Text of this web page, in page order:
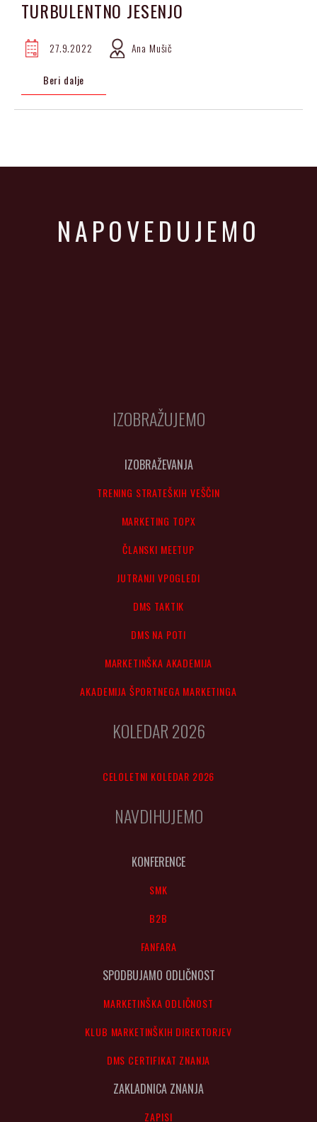
TURBULENTNO JESENJO
27.9.2022 Ana Mušič
Beri dalje
NAPOVEDUJEMO
IZOBRAŽUJEMO
IZOBRAŽEVANJA
TRENING STRATEŠKIH VEŠČIN
MARKETING TOPX
ČLANSKI MEETUP
JUTRANJI VPOGLEDI
DMS TAKTIK
DMS NA POTI
MARKETINŠKA AKADEMIJA
AKADEMIJA ŠPORTNEGA MARKETINGA
KOLEDAR 2026
CELOLETNI KOLEDAR 2026
NAVDIHUJEMO
KONFERENCE
SMK
B2B
FANFARA
SPODBUJAMO ODLIČNOST
MARKETINŠKA ODLIČNOST
KLUB MARKETINŠKIH DIREKTORJEV
DMS CERTIFIKAT ZNANJA
ZAKLADNICA ZNANJA
ZAPISI